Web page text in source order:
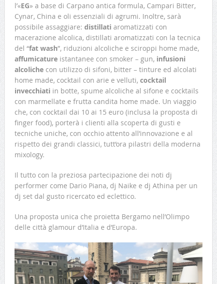
l’«EG» a base di Carpano antica formula, Campari Bitter,
Cynar, China e oli essenziali di agrumi. Inoltre, sarà
possibile assaggiare: distillati aromatizzati con
macerazione alcolica, distillati aromatizzati con la tecnica
del “fat wash”, riduzioni alcoliche e sciroppi home made,
affumicatureistantanee con smoker – gun, infusioni
alcolichecon utilizzo di sifoni, bitter – tinture ed alcolati
home made, cocktail con arie e velluti, cocktail
invecchiati in botte, spume alcoliche al sifone e cocktails
con marmellate e frutta candita home made. Un viaggio
che, con cocktail dai 10 ai 15 euro (inclusa la proposta di
finger food), porterà i clienti alla scoperta di gusti e
tecniche uniche, con occhio attento all’innovazione e al
rispetto dei grandi classici, tutt’ora pilastri della moderna
mixology.
Il tutto con la preziosa partecipazione dei noti dj
performer come Dario Piana, dj Naike e dj Athina per un
dj set dal gusto ricercato ed eclettico.
Una proposta unica che proietta Bergamo nell’Olimpo
delle città glamour d’Italia e d’Europa.
Tags:
#ristoranteeziogritti;
#eziogritti;
#cielococktailbar;